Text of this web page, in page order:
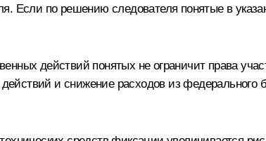
Если по решению следователя понятые в
действий понятых не ограничит права
и снижение расходов из федерального